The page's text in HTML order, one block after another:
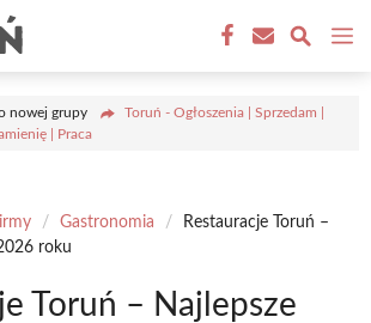
nowej grupy
Toruń - Ogłoszenia | Sprzedam |
| Praca
/ Gastronomia /
Restauracje Toruń –
roku
Toruń – Najlepsze